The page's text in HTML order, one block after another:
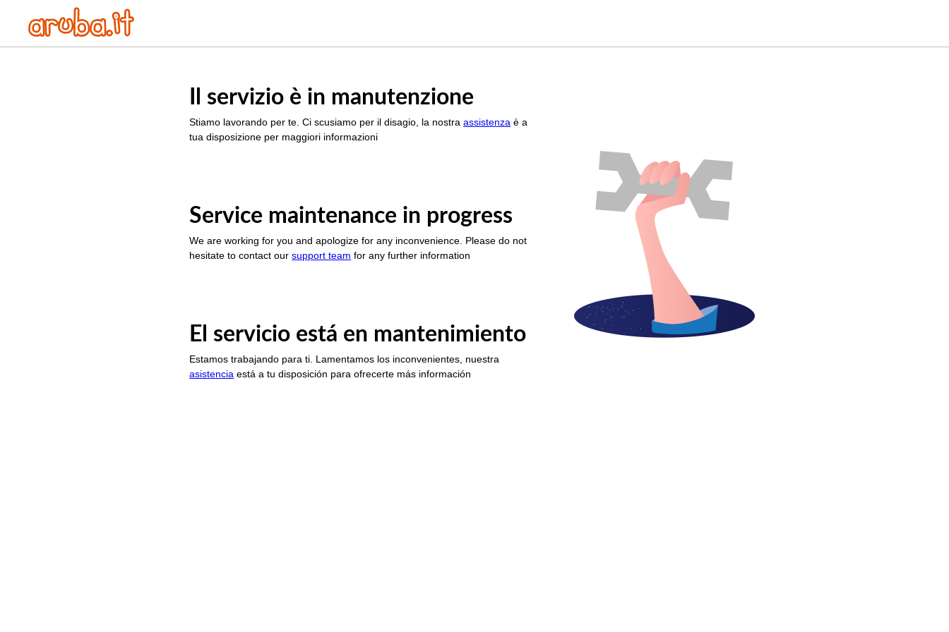
Il servizio è in manutenzione
Stiamo lavorando per te. Ci scusiamo per il disagio, la nostraassistenza è a
tua disposizione per maggiori informazioni
Service maintenance in progress
We are working for you and apologize for any inconvenience. Please do not
hesitate to contact oursupport team for any further information
El servicio está en mantenimiento
Estamos trabajando para ti. Lamentamos los inconvenientes, nuestra
asistencia está a tu disposición para ofrecerte más información